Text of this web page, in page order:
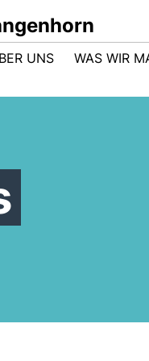
UNS WAS WIR